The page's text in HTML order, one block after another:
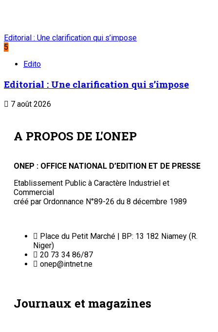
Editorial : Une clarification qui s’impose
5
Edito
Editorial : Une clarification qui s’impose
7 août 2026
A PROPOS DE L'ONEP
ONEP : OFFICE NATIONAL D’EDITION ET DE PRESSE
Etablissement Public à Caractère Industriel et
Commercial
créé par Ordonnance N°89-26 du 8 décembre 1989
Place du Petit Marché | BP: 13 182 Niamey (R.
Niger)
20 73 34 86/87
onep@intnet.ne
Journaux et magazines